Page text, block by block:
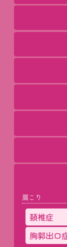
肩こり
頚椎症
胸郭出口